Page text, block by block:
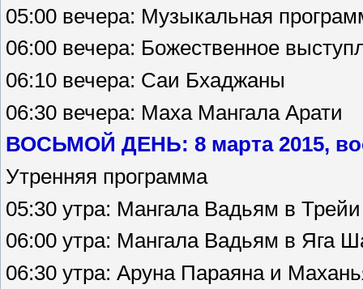
05:00 вечера: Музыкальная
06:00 вечера: Божественное
06:10 вечера: Саи Бхаджаны
06:30 вечера: Маха Мангала Арати
ВОСЬМОЙ ДЕНЬ: 8 марта 2015,
Утренняя программа
05:30 утра: Мангала Вадьям в
06:00 утра: Мангала Вадьям в Яга
06:30 утра: Аруна Параяна и